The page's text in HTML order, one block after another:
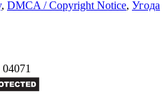
, DMCA / Copyright Notice, Угода